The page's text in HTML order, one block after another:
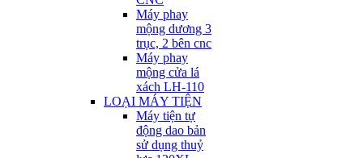
Máy phay
mộng dương 3
trục, 2 bên cnc
Máy phay
mộng cửa lá
xách LH-110
LOẠI MÁY TIỆN
Máy tiện tự
động dao bản
sử dụng thuỷ